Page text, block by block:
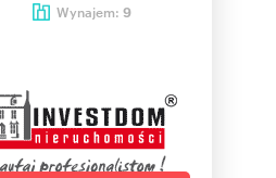
Wynajem: 9